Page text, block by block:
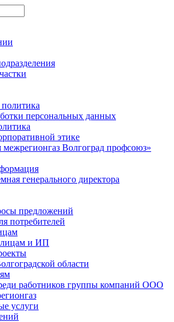
персональных данных
этике
Волгоград профсоюз»
генерального директора
предложений
потребителей
и ИП
области
работников группы компаний ООО
услуги